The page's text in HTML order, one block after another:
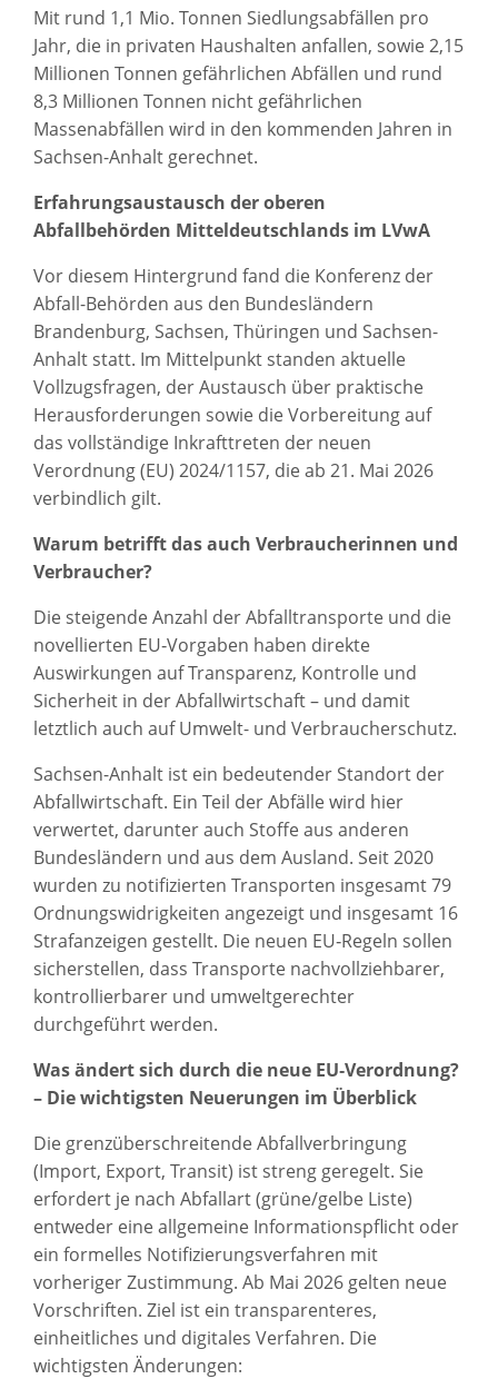
Mit rund 1,1 Mio. Tonnen Siedlungsabfällen pro
Jahr, die in privaten Haushalten anfallen, sowie 2,15
Millionen Tonnen gefährlichen Abfällen und rund
8,3 Millionen Tonnen nicht gefährlichen
Massenabfällen wird in den kommenden Jahren in
Sachsen-Anhalt gerechnet.
Erfahrungsaustausch der oberen
Abfallbehörden Mitteldeutschlands im LVwA
Vor diesem Hintergrund fand die Konferenz der
Abfall-Behörden aus den Bundesländern
Brandenburg, Sachsen, Thüringen und Sachsen-
Anhalt statt. Im Mittelpunkt standen aktuelle
Vollzugsfragen, der Austausch über praktische
Herausforderungen sowie die Vorbereitung auf
das vollständige Inkrafttreten der neuen
Verordnung (EU) 2024/1157, die ab 21. Mai 2026
verbindlich gilt.
Warum betrifft das auch Verbraucherinnen und
Verbraucher?
Die steigende Anzahl der Abfalltransporte und die
novellierten EU‑Vorgaben haben direkte
Auswirkungen auf Transparenz, Kontrolle und
Sicherheit in der Abfallwirtschaft – und damit
letztlich auch auf Umwelt- und Verbraucherschutz.
Sachsen-Anhalt ist ein bedeutender Standort der
Abfallwirtschaft. Ein Teil der Abfälle wird hier
verwertet, darunter auch Stoffe aus anderen
Bundesländern und aus dem Ausland. Seit 2020
wurden zu notifizierten Transporten insgesamt 79
Ordnungswidrigkeiten angezeigt und insgesamt 16
Strafanzeigen gestellt. Die neuen EU‑Regeln sollen
sicherstellen, dass Transporte nachvollziehbarer,
kontrollierbarer und umweltgerechter
durchgeführt werden.
Was ändert sich durch die neue EU‑Verordnung?
– Die wichtigsten Neuerungen im Überblick
Die grenzüberschreitende Abfallverbringung
(Import, Export, Transit) ist streng geregelt. Sie
erfordert je nach Abfallart (grüne/gelbe Liste)
entweder eine allgemeine Informationspflicht oder
ein formelles Notifizierungsverfahren mit
vorheriger Zustimmung. Ab Mai 2026 gelten neue
Vorschriften. Ziel ist ein transparenteres,
einheitliches und digitales Verfahren. Die
wichtigsten Änderungen: